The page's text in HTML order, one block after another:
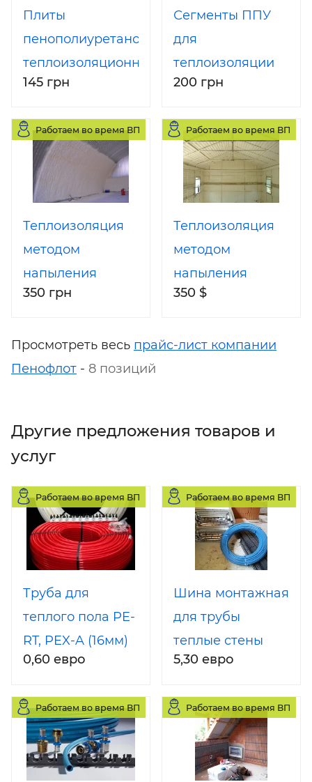
Плиты
пенополиуретановые
теплоизоляционные
145 грн
Сегменты ППУ
для
теплоизоляции
трубопроводов
200 грн
Работаем во время ВП
Теплоизоляция
методом
напыления
пенополиуретана
350 грн
Работаем во время ВП
Теплоизоляция
методом
напыления
пенополиуретана
350 $
Просмотреть весь прайс-лист компании
Пенофлот - 8 позиций
Другие предложения товаров и
услуг
Работаем во время ВП
Труба для
теплого пола PE-
RT, PEX-A (16мм)
0,60 евро
Работаем во время ВП
Шина монтажная
для трубы
теплые стены
(пол) PERT Ø10мм
5,30 евро
Работаем во время ВП Работаем во время ВП